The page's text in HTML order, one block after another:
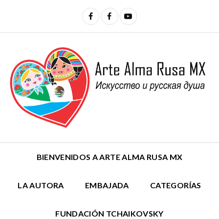
BIENVENIDOS A ARTE ALMA RUSA MX
LA AUTORA EMBAJADA CATEGORÍAS
FUNDACIÓN TCHAIKOVSKY